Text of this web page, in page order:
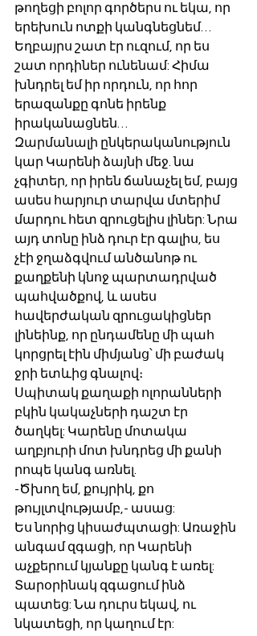
թողեցի բոլոր գործերս ու եկա, որ
երեխուն ոտքի կանգնեցնեմ…
Եղբայրս շատ էր ուզում, որ ես
շատ որդիներ ունենամ: Հիմա
խնդրել եմ իր որդուն, որ հոր
երազանքը գոնե իրենք
իրականացնեն…
Զարմանալի ընկերականություն
կար Կարենի ձայնի մեջ. նա
չգիտեր, որ իրեն ճանաչել եմ, բայց
ասես հարյուր տարվա մտերիմ
մարդու հետ զրուցելիս լիներ: Նրա
այդ տոնը ինձ դուր էր գալիս, ես
չէի ջղաձգվում անծանոթ ու
քաղքենի կնոջ պարտադրված
պահվածքով, և ասես
հավերժական զրուցակիցներ
լինեինք, որ ընդամենը մի պահ
կորցրել էին միմյանց՝ մի բաժակ
ջրի ետևից գնալով։
Սպիտակ քաղաքի ոլորանների
բկին կակաչների դաշտ էր
ծաղկել: Կարենը մոտակա
աղբյուրի մոտ խնդրեց մի քանի
րոպե կանգ առնել.
-Ծխող եմ, քույրիկ, քո
թույլտվությամբ,- ասաց:
Ես նորից կիսաժպտացի: Առաջին
անգամ զգացի, որ Կարենի
աչքերում կյանքը կանգ է առել:
Տարօրինակ զգացում ինձ
պատեց: Նա դուրս եկավ, ու
նկատեցի, որ կաղում էր: